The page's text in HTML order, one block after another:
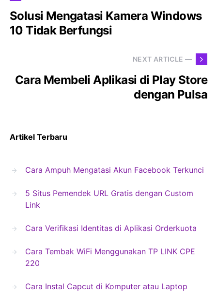
Solusi Mengatasi Kamera Windows
10 Tidak Berfungsi
NEXT ARTICLE —
Cara Membeli Aplikasi di Play Store
dengan Pulsa
Artikel Terbaru
Cara Ampuh Mengatasi Akun Facebook Terkunci
5 Situs Pemendek URL Gratis dengan Custom
Link
Cara Verifikasi Identitas di Aplikasi Orderkuota
Cara Tembak WiFi Menggunakan TP LINK CPE
220
Cara Instal Capcut di Komputer atau Laptop